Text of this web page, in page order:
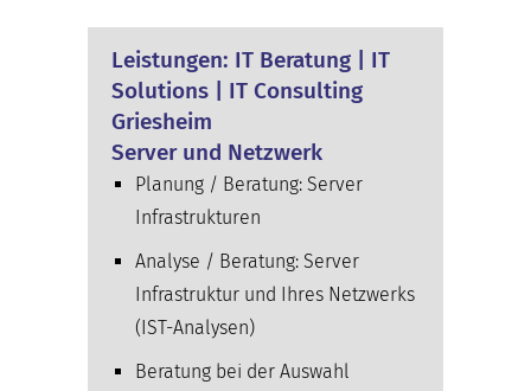
Leistungen: IT Beratung | IT
Solutions | IT Consulting
Griesheim
Server und Netzwerk
Planung / Beratung: Server
Infrastrukturen
Analyse / Beratung: Server
Infrastruktur und Ihres Netzwerks
(IST-Analysen)
Beratung bei der Auswahl